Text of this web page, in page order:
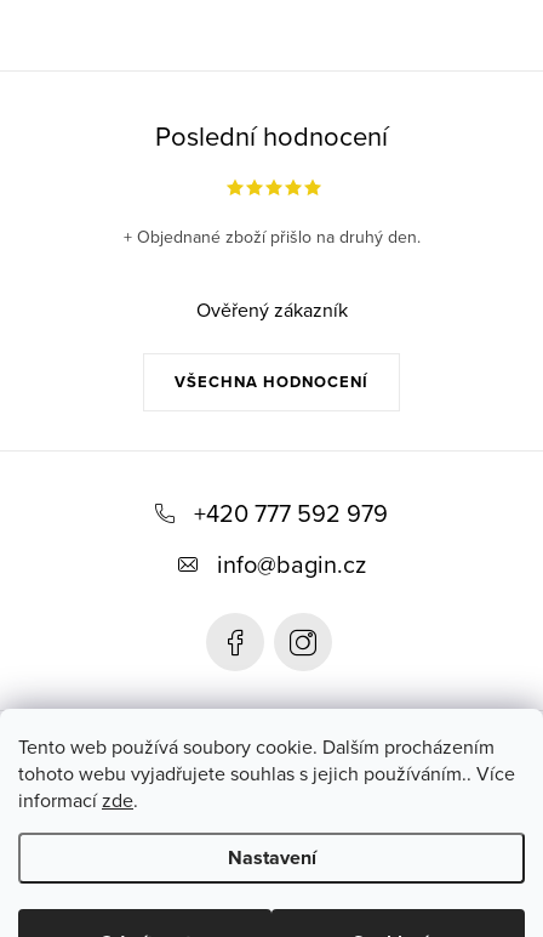
Tento web používá soubory cookie. Dalším procházením
tohoto webu vyjadřujete souhlas s jejich používáním.. Více
informacízde.
Nastavení
Poslední hodnocení
VŠECHNA HODNOCENÍ
+ Objednané zboží přišlo na druhý den.
Ověřený zákazník
+420 777 592 979
info@bagin.cz
Bagin.cz
Instagram
Copyright 2026Bagin.cz. Všechna práva vyhrazena.Upravit
nastavení cookies